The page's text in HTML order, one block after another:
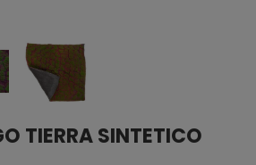
TIERRA SINTETICO